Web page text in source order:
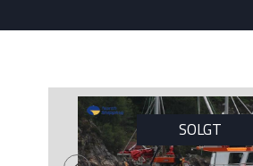
KONTAKT OSS
SOLGT